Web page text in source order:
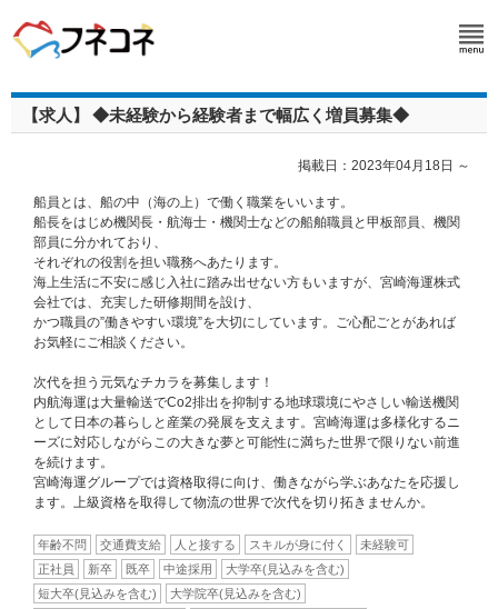
【求人】 ◆未経験から経験者まで幅広く増員募集◆
掲載日：2023年04月18日 ～
船員とは、船の中（海の上）で働く職業をいいます。
船長をはじめ機関長・航海士・機関士などの船舶職員と甲板部員、機関
部員に分かれており、
それぞれの役割を担い職務へあたります。
海上生活に不安に感じ入社に踏み出せない方もいますが、宮崎海運株式
会社では、充実した研修期間を設け、
かつ職員の”働きやすい環境”を大切にしています。ご心配ごとがあれば
お気軽にご相談ください。
次代を担う元気なチカラを募集します！
内航海運は大量輸送でCo2排出を抑制する地球環境にやさしい輸送機関
として日本の暮らしと産業の発展を支えます。宮崎海運は多様化するニ
ーズに対応しながらこの大きな夢と可能性に満ちた世界で限りない前進
を続けます。
宮崎海運グループでは資格取得に向け、働きながら学ぶあなたを応援し
ます。上級資格を取得して物流の世界で次代を切り拓きませんか。
年齢不問 交通費支給 人と接する スキルが身に付く
未経験可
正社員
新卒 既卒 中途採用
大学卒(見込みを含む)
短大卒(見込みを含む)
大学院卒(見込みを含む)